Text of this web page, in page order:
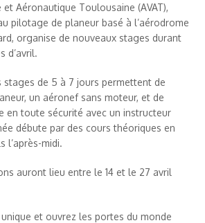
et Aéronautique Toulousaine (AVAT),
pilotage de planeur basé à l’aérodrome
organise de nouveaux stages durant
d’avril.
stages de 5 à 7 jours permettent de
un aéronef sans moteur, et de
en toute sécurité avec un instructeur
débute par des cours théoriques en
l’après-midi.
auront lieu entre le 14 et le 27 avril
et ouvrez les portes du monde